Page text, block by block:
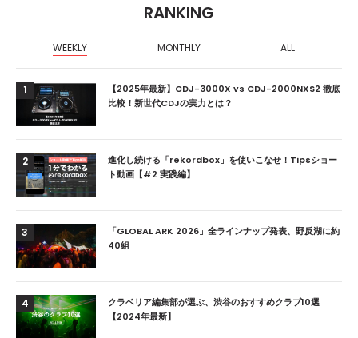
RANKING
WEEKLY MONTHLY ALL
1
【2025年最新】CDJ-3000X vs CDJ-2000NXS2 徹底
比較！新世代CDJの実力とは？
2
進化し続ける「rekordbox」を使いこなせ！Tipsショー
ト動画【#2 実践編】
3
「GLOBAL ARK 2026」全ラインナップ発表、野反湖に約
40組
4
クラベリア編集部が選ぶ、渋谷のおすすめクラブ10選
【2024年最新】